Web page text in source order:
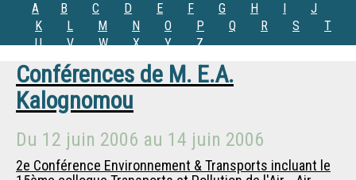
A B C D E F G H I
J
K
L M N O P Q R S
T
U
V W X Y Z
Conférences de M. E.A.
Kalognomou
Du 12 juin 2006 au 14 juin 2006
2e Conférence Environnement & Transports incluant le